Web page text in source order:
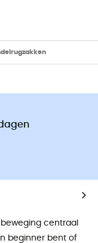
centraal
beginner bent of